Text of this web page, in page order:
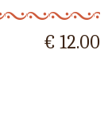
€ 12.00